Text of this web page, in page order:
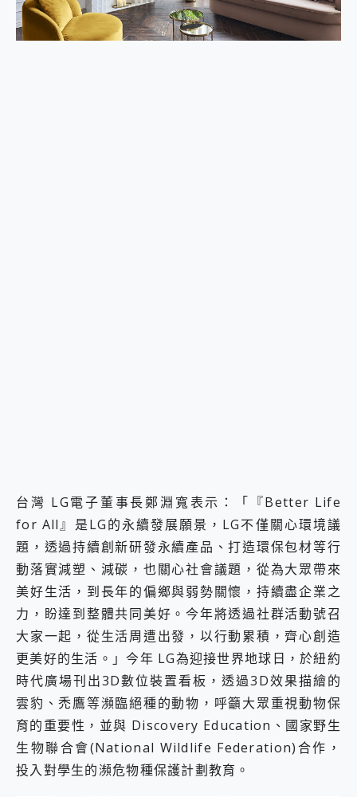
人像旗艦 vivo V30 系列 開箱 評測! 首搭蔡司光學鏡頭、攝影棚級柔光環、拍攝功能最好玩的美拍神機 vivo V30 Pro
多個願望一次滿足 超強散熱 微星 MSI Claw A1M-026TW 電競掌機 開箱 評測
一吸完美對位 擁有超強吸力與超好用的隱磁支架 O-ONE MAG 最會吸的行動電源 開箱 評測
台灣 LG電子董事長鄭淵寬表示：「『Better Life
for All』是LG的永續發展願景，LG不僅關心環境議
題，透過持續創新研發永續產品、打造環保包材等行
動落實減塑、減碳，也關心社會議題，從為大眾帶來
美好生活，到長年的偏鄉與弱勢關懷，持續盡企業之
力，盼達到整體共同美好。今年將透過社群活動號召
大家一起，從生活周遭出發，以行動累積，齊心創造
更美好的生活。」今年 LG為迎接世界地球日，於紐約
時代廣場刊出3D數位裝置看板，透過3D效果描繪的
雲豹、禿鷹等瀕臨絕種的動物，呼籲大眾重視動物保
育的重要性，並與 Discovery Education、國家野生
生物聯合會(National Wildlife Federation)合作，
投入對學生的瀕危物種保護計劃教育。